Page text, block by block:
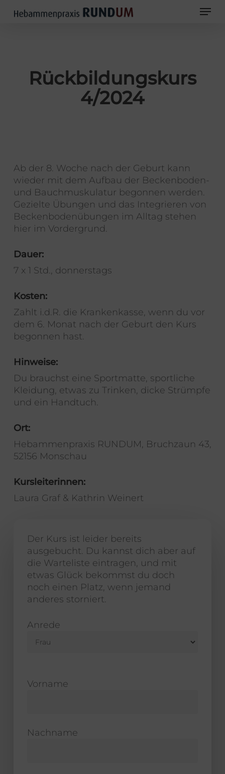
Menu
Rückbildungskurs
4/2024
Ab der 8. Woche nach der Geburt kann
wieder mit dem Aufbau der Beckenboden-
und Bauchmuskulatur begonnen werden.
Gezielte Übungen und das Integrieren von
Beckenbodenübungen im Alltag stehen
hier im Vordergrund.
Dauer:
7 x 1 Std., donnerstags
Kosten:
Zahlt i.d.R. die Krankenkasse, wenn du vor
dem 6. Monat nach der Geburt den Kurs
begonnen hast.
Hinweise:
Du brauchst eine Sportmatte, sportliche
Kleidung, etwas zu Trinken, dicke Strümpfe
und ein Handtuch.
Ort:
Hebammenpraxis RUNDUM, Bruchzaun 43,
52156 Monschau
Kursleiterinnen:
Laura Graf & Kathrin Weinert
Der Kurs ist leider bereits
ausgebucht. Du kannst dich aber auf
die Warteliste eintragen, und mit
etwas Glück bekommst du doch
noch einen Platz, wenn jemand
anderes storniert.
Anrede
Vorname
Nachname